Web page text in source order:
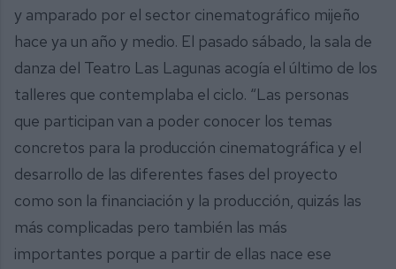
y amparado por el sector cinematográfico mijeño
hace ya un año y medio. El pasado sábado, la sala de
danza del Teatro Las Lagunas acogía el último de los
talleres que contemplaba el ciclo. “Las personas
que participan van a poder conocer los temas
concretos para la producción cinematográfica y el
desarrollo de las diferentes fases del proyecto
como son la financiación y la producción, quizás las
más complicadas pero también las más
importantes porque a partir de ellas nace ese